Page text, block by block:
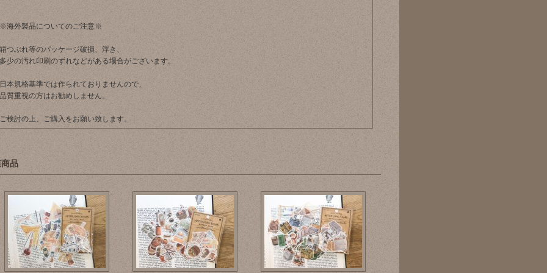
※海外製品についてのご注意※
箱つぶれ等のパッケージ破損、浮き、
多少の汚れ印刷のずれなどがある場合がございます。
日本規格基準では作られておりませんので、
品質重視の方はお勧めしません。
ご検討の上、ご購入をお願い致します。
品